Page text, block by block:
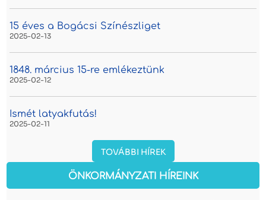
15 éves a Bogácsi Színészliget
2025-02-13
1848. március 15-re emlékeztünk
2025-02-12
Ismét latyakfutás!
2025-02-11
TOVÁBBI HÍREK
ÖNKORMÁNYZATI HÍREINK